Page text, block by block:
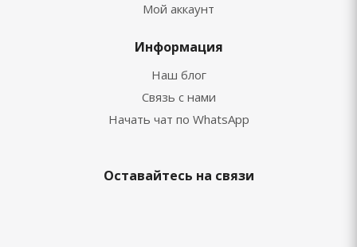
Мой аккаунт
Информация
Наш блог
Связь с нами
Начать чат по WhatsApp
Оставайтесь на связи